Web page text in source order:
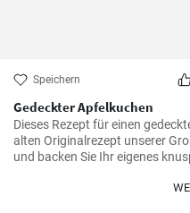
Speichern
Gedeckter Apfelkuchen
Dieses Rezept für einen
alten Originalrezept unserer
und backen Sie Ihr eigenes